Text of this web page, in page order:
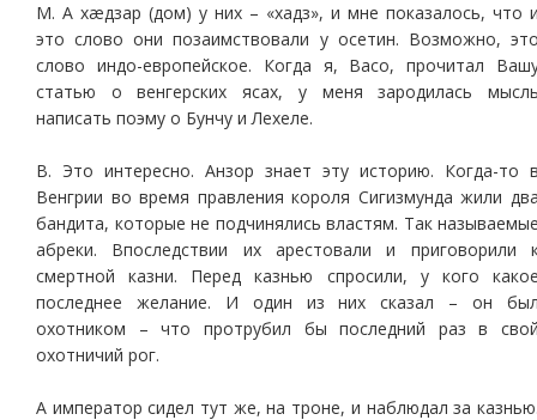
М. А хæдзар (дом) у них – «хадз», и мне показалось, что
это слово они позаимствовали у осетин. Возможно,
слово индо-европейское. Когда я, Васо, прочитал
статью о венгерских ясах, у меня зародилась
написать поэму о Бунчу и Лехеле.
В. Это интересно. Анзор знает эту историю. Когда-то
Венгрии во время правления короля Сигизмунда жили
бандита, которые не подчинялись властям. Так
абреки. Впоследствии их арестовали и приговорили
смертной казни. Перед казнью спросили, у кого
последнее желание. И один из них сказал – он
охотником – что протрубил бы последний раз в
охотничий рог.
А император сидел тут же, на троне, и наблюдал за